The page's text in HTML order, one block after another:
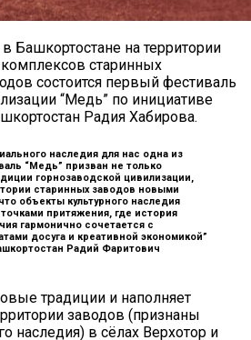
Башкортостане на территории
старинных
состоится первый фестиваль
“Медь” по инициативе
Радия Хабирова.
наследия для нас одна из
“Медь” призван не только
горнозаводской цивилизации,
старинных заводов новыми
объекты культурного наследия
притяжения, где история
гармонично сочетается с
досуга и креативной экономикой”
Радий Фаритович
традиции и наполняет
заводов (признаны
наследия) в сёлах Верхотор и